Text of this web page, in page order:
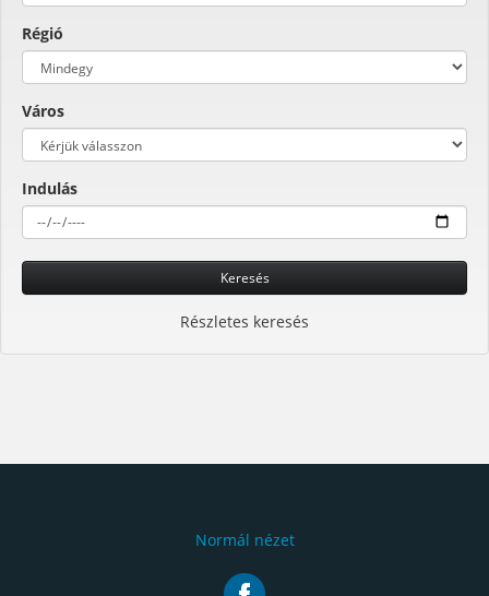
Régió
Város
Indulás
Keresés
Részletes keresés
Normál nézet